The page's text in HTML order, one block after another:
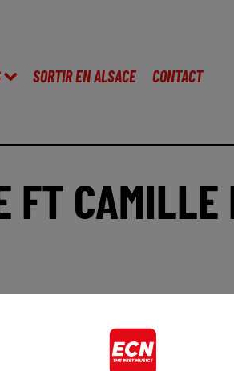
SORTIR EN ALSACE CONTACT
FT
cookies que vous avez exprimé.